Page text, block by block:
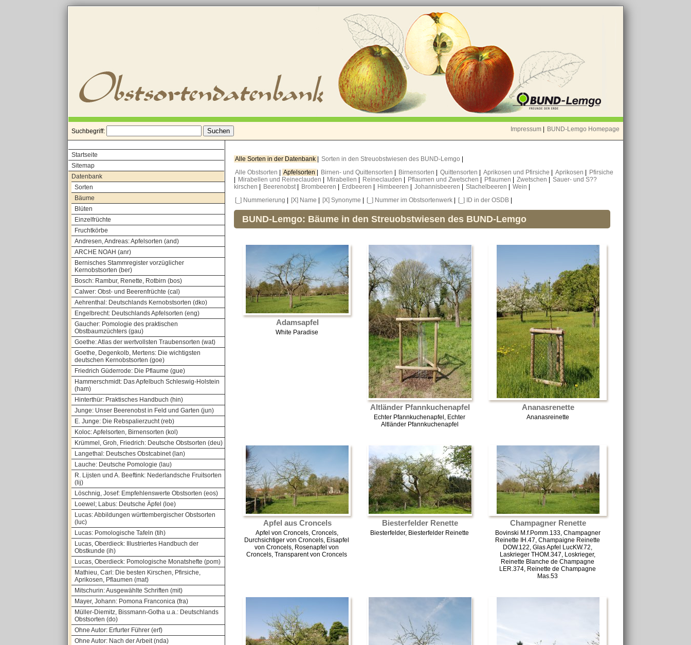
Suchbegriff: Impressum BUND-Lemgo Homepage
Startseite
Sitemap
Datenbank
Sorten
Bäume
Blüten
Einzelfrüchte
Fruchtkörbe
Andresen, Andreas: Apfelsorten (and)
ARCHE NOAH (anr)
Bernisches Stammregister vorzüglicher
Kernobstsorten (ber)
Bosch: Rambur, Renette, Rotbirn (bos)
Calwer: Obst- und Beerenfrüchte (cal)
Aehrenthal: Deutschlands Kernobstsorten (dko)
Engelbrecht: Deutschlands Apfelsorten (eng)
Gaucher: Pomologie des praktischen
Obstbaumzüchters (gau)
Goethe: Atlas der wertvollsten Traubensorten (wat)
Goethe, Degenkolb, Mertens: Die wichtigsten
deutschen Kernobstsorten (goe)
Friedrich Güderrode: Die Pflaume (gue)
Hammerschmidt: Das Apfelbuch Schleswig-Holstein
(ham)
Hinterthür: Praktisches Handbuch (hin)
Junge: Unser Beerenobst in Feld und Garten (jun)
E. Junge: Die Rebspalierzucht (reb)
Koloc: Apfelsorten, Birnensorten (kol)
Krümmel, Groh, Friedrich: Deutsche Obstsorten (deu)
Langethal: Deutsches Obstcabinet (lan)
Lauche: Deutsche Pomologie (lau)
R. Lijsten und A. Beeftink: Nederlandsche Fruitsorten
(lij)
Löschnig, Josef: Empfehlenswerte Obstsorten (eos)
Loewel; Labus: Deutsche Äpfel (loe)
Lucas: Abbildungen württembergischer Obstsorten
(luc)
Lucas: Pomologische Tafeln (tih)
Lucas, Oberdieck: Illustriertes Handbuch der
Obstkunde (ih)
Lucas, Oberdieck: Pomologische Monatshefte (pom)
Mathieu, Carl: Die besten Kirschen, Pfirsiche,
Aprikosen, Pflaumen (mat)
Mitschurin: Ausgewählte Schriften (mit)
Mayer, Johann: Pomona Franconica (fra)
Müller-Diemitz, Bissmann-Gotha u.a.: Deutschlands
Obstsorten (do)
Ohne Autor: Erfurter Führer (erf)
Ohne Autor: Nach der Arbeit (nda)
Alle Sorten in der Datenbank Sorten in den Streuobstwiesen des BUND-Lemgo
Alle Obstsorten
Apfelsorten Birnen- und Quittensorten Birnensorten Quittensorten Aprikosen und Pfirsiche Aprikosen
Pfirsiche
Mirabellen und Reineclauden Mirabellen Reineclauden Pflaumen und Zwetschen Pflaumen Zwetschen
Sauer- und S??
kirschen
Beerenobst Brombeeren Erdbeeren Himbeeren Johannisbeeren Stachelbeeren Wein
[_] Nummerierung
[X] Name [X] Synonyme [_] Nummer im Obstsortenwerk [_] ID in der OSDB
BUND-Lemgo: Bäume in den Streuobstwiesen des BUND-Lemgo
Adamsapfel
White Paradise
Altländer Pfannkuchenapfel
Echter Pfannkuchenapfel, Echter
Altländer Pfannkuchenapfel
Ananasrenette
Ananasreinette
Apfel aus Croncels
Apfel von Croncels, Croncels,
Durchsichtiger von Croncels, Eisapfel
von Croncels, Rosenapfel von
Croncels, Transparent von Croncels
Biesterfelder Renette
Biesterfelder, Biesterfelder Reinette
Champagner Renette
Bovinski M.f.Pomm.133, Champagner
Reinette IH.47, Champaigne Reinette
DOW.122, Glas Apfel LucKW.72,
Laskrieger THOM.347, Loskrieger,
Reinette Blanche de Champagne
LER.374, Reinette de Champagne
Mas.53